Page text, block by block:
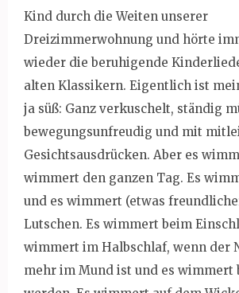
Kind durch die Weiten unserer
Dreizimmerwohnung und hörte
wieder die beruhigende
alten Klassikern. Eigentlich ist
ja süß: Ganz verkuschelt, ständig
bewegungsunfreudig und mit
Gesichtsausdrücken. Aber es
wimmert den ganzen Tag. Es
und es wimmert (etwas
Lutschen. Es wimmert beim
wimmert im Halbschlaf, wenn der
mehr im Mund ist und es wimmert